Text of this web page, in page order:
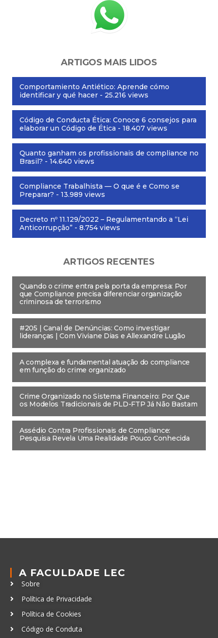
ARTIGOS MAIS LIDOS
Comportamiento Antiético: Aprende cómo
identificar y qué hacer - 25.216 views
Código de Conducta Ética: Conoce 6 consejos para
elaborar un Código de Ética - 18.407 views
Quanto ganham os profissionais de compliance no
Brasil? - 14.640 views
Compliance Trabalhista — O que é e Como se
Preparar? - 13.989 views
Decreto nº 11.129/2022 – Regulamentando a “Lei
Anticorrupção” - 8.754 views
ARTIGOS RECENTES
Quando o crime entra pela porta da empresa: Por
que Compliance precisa diferenciar organização
criminosa de terrorismo
#205 | Canal de Denúncias: Como investigar
lideranças | Com Viviane Dias e Allexandre Lugão
A complexa e fundamental atuação do compliance
em função do crime organizado
Crime Organizado no Sistema Financeiro: Por Que
os Modelos Tradicionais de PLD-FTP Já Não Bastam
Assédio Contra Profissionais de Compliance:
Pesquisa Revela Uma Realidade Pouco Conhecida
A FACULDADE LEC
Sobre
Política de Privacidade
Política de Cookies
Código de Conduta